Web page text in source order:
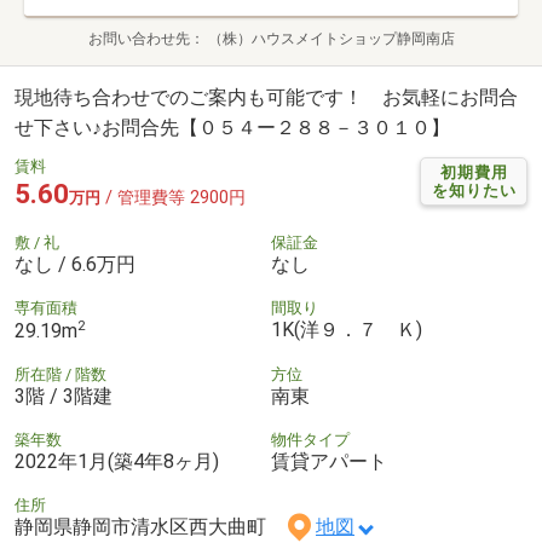
お問い合わせ先 （株）ハウスメイトショップ静岡南店
現地待ち合わせでのご案内も可能です！ お気軽にお問合
せ下さい♪お問合先【０５４ー２８８－３０１０】
初期費用
を知りたい
賃料
5.60万円 / 管理費等 2900円
敷 / 礼
なし / 6.6万円
保証金
なし
専有面積
29.19m2
間取り
1K(洋９．７ Ｋ)
所在階 / 階数
3階 / 3階建
方位
南東
築年数
2022年1月(築4年8ヶ月)
物件タイプ
賃貸アパート
住所
静岡県静岡市清水区西大曲町 地図